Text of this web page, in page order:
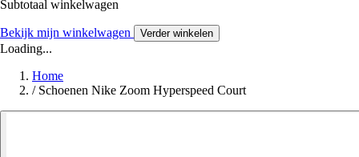
Subtotaal winkelwagen
Bekijk mijn winkelwagen Verder winkelen
Loading...
Home
/ Schoenen Nike Zoom Hyperspeed Court